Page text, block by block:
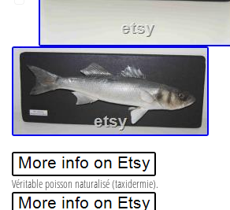
Véritable poisson naturalisé (taxidermie).